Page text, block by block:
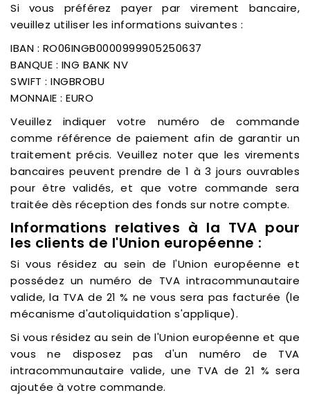
Si vous préférez payer par virement bancaire,
veuillez utiliser les informations suivantes :
IBAN : RO06INGB0000999905250637
BANQUE : ING BANK NV
SWIFT : INGBROBU
MONNAIE : EURO
Veuillez indiquer votre numéro de commande
comme référence de paiement afin de garantir un
traitement précis. Veuillez noter que les virements
bancaires peuvent prendre de 1 à 3 jours ouvrables
pour être validés, et que votre commande sera
traitée dès réception des fonds sur notre compte.
Informations relatives à la TVA pour
les clients de l'Union européenne :
Si vous résidez au sein de l'Union européenne et
possédez un numéro de TVA intracommunautaire
valide, la TVA de 21 % ne vous sera pas facturée (le
mécanisme d'autoliquidation s'applique).
Si vous résidez au sein de l'Union européenne et que
vous ne disposez pas d'un numéro de TVA
intracommunautaire valide, une TVA de 21 % sera
ajoutée à votre commande.